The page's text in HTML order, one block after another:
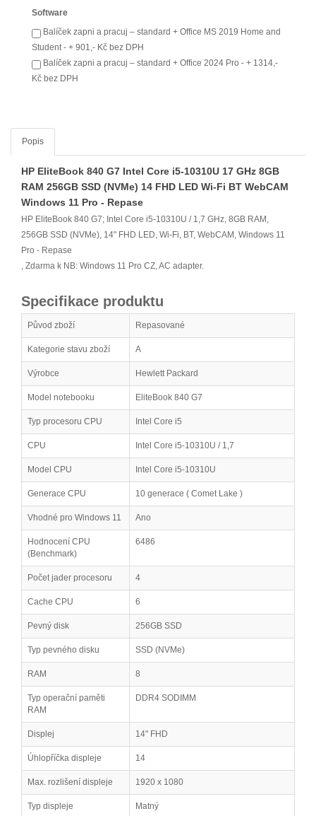
Software
Balíček zapni a pracuj – standard + Office MS 2019 Home and
Student - + 901,- Kč bez DPH
Balíček zapni a pracuj – standard + Office 2024 Pro - + 1314,-
Kč bez DPH
Popis
HP EliteBook 840 G7 Intel Core i5-10310U 17 GHz 8GB
RAM 256GB SSD (NVMe) 14 FHD LED Wi-Fi BT WebCAM
Windows 11 Pro - Repase
HP EliteBook 840 G7; Intel Core i5-10310U / 1,7 GHz, 8GB RAM,
256GB SSD (NVMe), 14" FHD LED, Wi-Fi, BT, WebCAM, Windows 11
Pro - Repase
, Zdarma k NB: Windows 11 Pro CZ, AC adapter.
Specifikace produktu
Původ zboží Repasované
Kategorie stavu zboží A
Výrobce Hewlett Packard
Model notebooku EliteBook 840 G7
Typ procesoru CPU Intel Core i5
CPU Intel Core i5-10310U / 1,7
Model CPU Intel Core i5-10310U
Generace CPU 10 generace ( Comet Lake )
Vhodné pro Windows 11 Ano
Hodnocení CPU
(Benchmark)
6486
Počet jader procesoru 4
Cache CPU 6
Pevný disk 256GB SSD
Typ pevného disku SSD (NVMe)
RAM 8
Typ operační paměti
RAM
DDR4 SODIMM
Displej 14" FHD
Úhlopříčka displeje 14
Max. rozlišení displeje 1920 x 1080
Typ displeje Matný